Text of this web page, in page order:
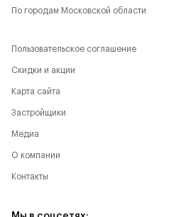
По городам Московской области
Пользовательское соглашение
Скидки и акции
Карта сайта
Застройщики
Медиа
О компании
Контакты